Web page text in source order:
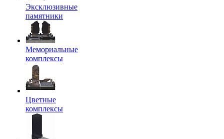
Эксклюзивные
памятники
Мемориальные
комплексы
Цветные
комплексы